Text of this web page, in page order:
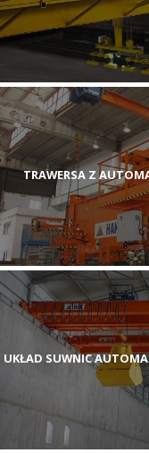
TRAWERSA Z
UKŁAD SUWNIC